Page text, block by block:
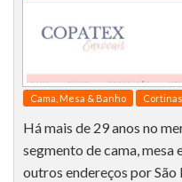
Cama, Mesa & Banho Cortinas
Há mais de 29 anos no
segmento de cama, mesa
outros endereços por